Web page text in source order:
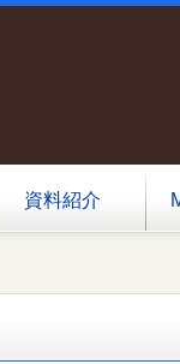
資料紹介